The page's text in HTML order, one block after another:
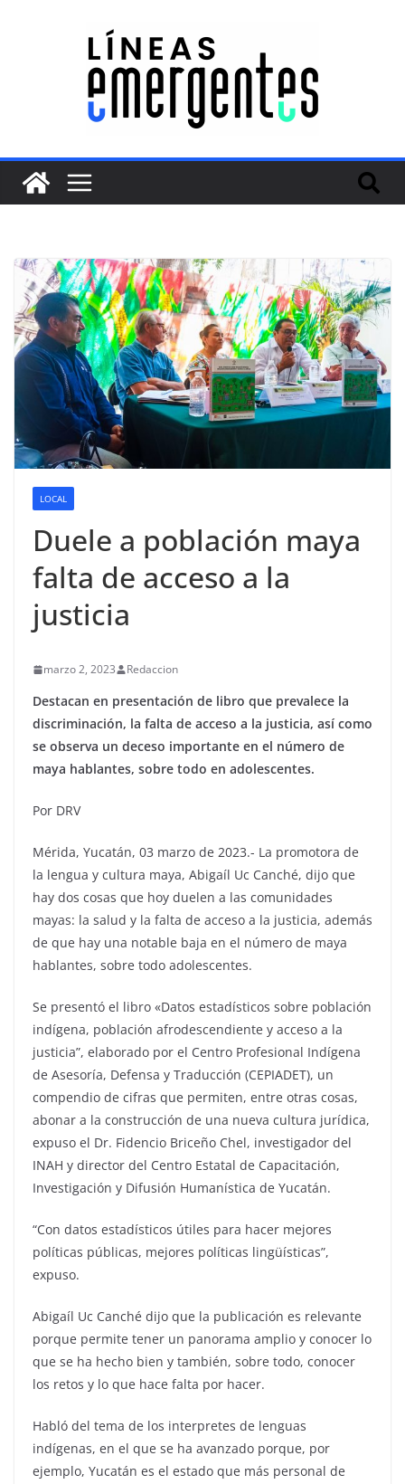
LOCAL
Duele a población maya
falta de acceso a la
justicia
marzo 2, 2023 Redaccion
Destacan en presentación de libro que prevalece la
discriminación, la falta de acceso a la justicia, así como
se observa un deceso importante en el número de
maya hablantes, sobre todo en adolescentes.
Por DRV
Mérida, Yucatán, 03 marzo de 2023.- La promotora de
la lengua y cultura maya, Abigaíl Uc Canché, dijo que
hay dos cosas que hoy duelen a las comunidades
mayas: la salud y la falta de acceso a la justicia, además
de que hay una notable baja en el número de maya
hablantes, sobre todo adolescentes.
Se presentó el libro «Datos estadísticos sobre población
indígena, población afrodescendiente y acceso a la
justicia”, elaborado por el Centro Profesional Indígena
de Asesoría, Defensa y Traducción (CEPIADET), un
compendio de cifras que permiten, entre otras cosas,
abonar a la construcción de una nueva cultura jurídica,
expuso el Dr. Fidencio Briceño Chel, investigador del
INAH y director del Centro Estatal de Capacitación,
Investigación y Difusión Humanística de Yucatán.
“Con datos estadísticos útiles para hacer mejores
políticas públicas, mejores políticas lingüísticas”,
expuso.
Abigaíl Uc Canché dijo que la publicación es relevante
porque permite tener un panorama amplio y conocer lo
que se ha hecho bien y también, sobre todo, conocer
los retos y lo que hace falta por hacer.
Habló del tema de los interpretes de lenguas
indígenas, en el que se ha avanzado porque, por
ejemplo, Yucatán es el estado que más personal de